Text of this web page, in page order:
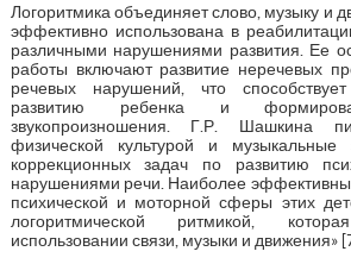
Логоритмика объединяет слово, музыку и
эффективно использована в
различными нарушениями развития. Ее
работы включают развитие неречевых
речевых нарушений, что
развитию ребенка и
звукопроизношения. Г.Р. Шашкина
физической культурой и
коррекционных задач по развитию
нарушениями речи. Наиболее
психической и моторной сферы этих
логоритмической ритмикой,
использовании связи, музыки и движения»